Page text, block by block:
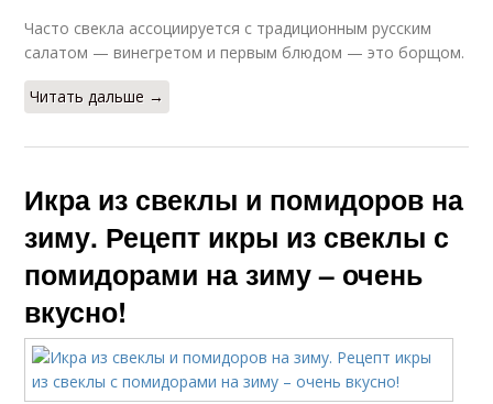
Часто свекла ассоциируется с традиционным русским
салатом — винегретом и первым блюдом — это борщом.
Читать дальше →
Икра из свеклы и помидоров на
зиму. Рецепт икры из свеклы с
помидорами на зиму – очень
вкусно!